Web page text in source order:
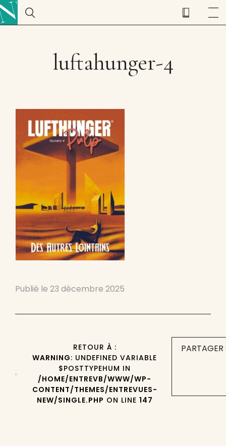
luftahunger-4
Publié le 23 décembre 2025
RETOUR À :
WARNING: UNDEFINED VARIABLE
$POSTTYPEHUM IN
/HOME/ENTREVB/WWW/WP-
CONTENT/THEMES/ENTREVUES-
NEW/SINGLE.PHP ON LINE 147